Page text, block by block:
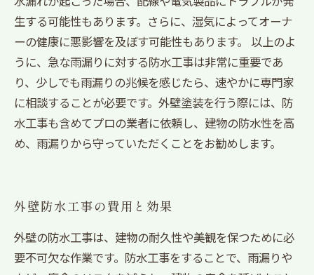
生する可能性もあります。さらに、湿気によってオーナ
ーの健康に悪影響を及ぼす可能性もあります。 以上のよ
うに、急な雨漏りに対する防水工事は非常に重要であ
り、少しでも雨漏りの兆候を感じたら、速やかに専門家
に相談することが必要です。外壁塗装を行う際には、防
水工事も含めてプロの業者に依頼し、建物の防水性を高
め、雨漏りから守っていただくことをお勧めします。
外壁防水工事の費用と効果
外壁の防水工事は、建物の耐久性や美観を保つために必
要不可欠な作業です。防水工事をすることで、雨漏りや